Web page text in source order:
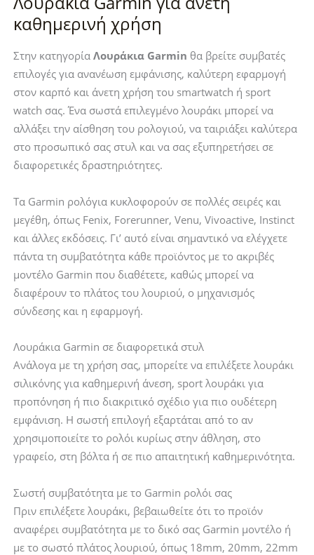
/
/
8
/
8
Pro
47mm
Tech-
IconBand
Yellow
ποσότητα
/
8
/
8
Pro
47mm
IconBand
Navy
Blue
ποσότητα
καθημερινή χρήση
Στην κατηγορία Λουράκια Garmin θα βρείτε συμβατές
επιλογές για ανανέωση εμφάνισης, καλύτερη εφαρμογή
στον καρπό και άνετη χρήση του smartwatch ή sport
watch σας. Ένα σωστά επιλεγμένο λουράκι μπορεί να
αλλάξει την αίσθηση του ρολογιού, να ταιριάξει καλύτερα
στο προσωπικό σας στυλ και να σας εξυπηρετήσει σε
διαφορετικές δραστηριότητες.
Τα Garmin ρολόγια κυκλοφορούν σε πολλές σειρές και
μεγέθη, όπως Fenix, Forerunner, Venu, Vivoactive, Instinct
και άλλες εκδόσεις. Γι’ αυτό είναι σημαντικό να ελέγχετε
πάντα τη συμβατότητα κάθε προϊόντος με το ακριβές
μοντέλο Garmin που διαθέτετε, καθώς μπορεί να
διαφέρουν το πλάτος του λουριού, ο μηχανισμός
σύνδεσης και η εφαρμογή.
Λουράκια Garmin σε διαφορετικά στυλ
Ανάλογα με τη χρήση σας, μπορείτε να επιλέξετε λουράκι
σιλικόνης για καθημερινή άνεση, sport λουράκι για
προπόνηση ή πιο διακριτικό σχέδιο για πιο ουδέτερη
εμφάνιση. Η σωστή επιλογή εξαρτάται από το αν
χρησιμοποιείτε το ρολόι κυρίως στην άθληση, στο
γραφείο, στη βόλτα ή σε πιο απαιτητική καθημερινότητα.
Σωστή συμβατότητα με το Garmin ρολόι σας
Πριν επιλέξετε λουράκι, βεβαιωθείτε ότι το προϊόν
αναφέρει συμβατότητα με το δικό σας Garmin μοντέλο ή
με το σωστό πλάτος λουριού, όπως 18mm, 20mm, 22mm